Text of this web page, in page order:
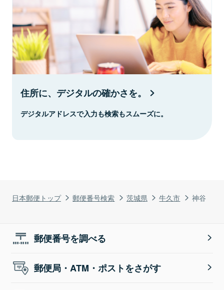
日本郵便トップ 郵便番号検索 茨城県 牛久市 神谷
住所に、デジタルの確かさを。
デジタルアドレスで入力も検索もスムーズに。
郵便番号を調べる
郵便局・ATM・ポストをさがす